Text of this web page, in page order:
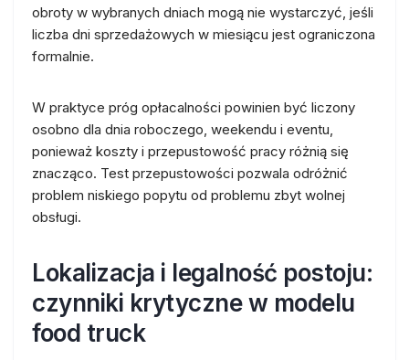
obroty w wybranych dniach mogą nie wystarczyć, jeśli
liczba dni sprzedażowych w miesiącu jest ograniczona
formalnie.
W praktyce próg opłacalności powinien być liczony
osobno dla dnia roboczego, weekendu i eventu,
ponieważ koszty i przepustowość pracy różnią się
znacząco. Test przepustowości pozwala odróżnić
problem niskiego popytu od problemu zbyt wolnej
obsługi.
Lokalizacja i legalność postoju:
czynniki krytyczne w modelu
food truck